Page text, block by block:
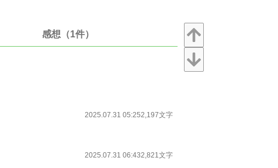
感想（1件）
2025.07.31 05:252,197文字
2025.07.31 06:432,821文字